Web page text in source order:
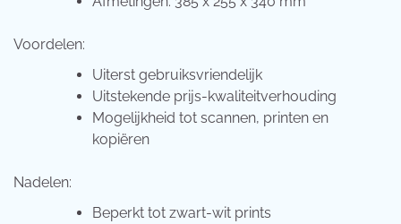
Voordelen:
Uiterst gebruiksvriendelijk
Uitstekende prijs-kwaliteitverhouding
Mogelijkheid tot scannen, printen en
kopiëren
Nadelen:
Beperkt tot zwart-wit prints